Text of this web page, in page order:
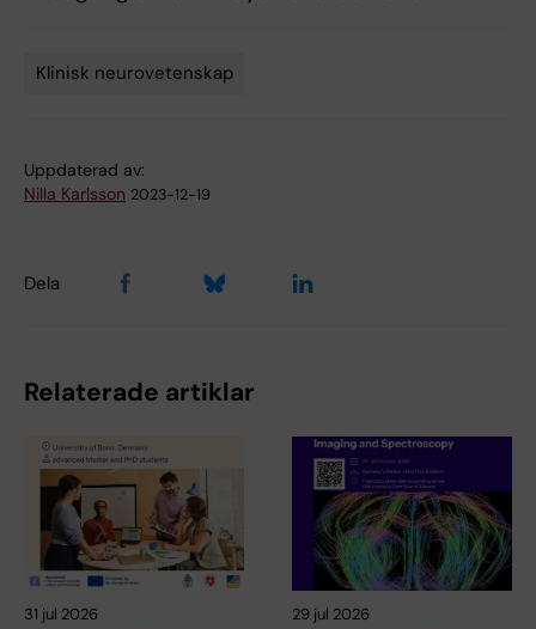
Klinisk neurovetenskap
Uppdaterad av:
Nilla Karlsson 2023-12-19
Dela
Relaterade artiklar
31 jul 2026 29 jul 2026